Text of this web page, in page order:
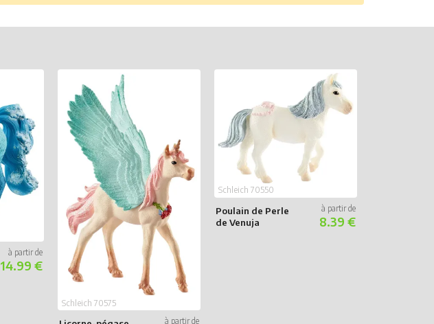
14.99 €
Schleich 70575
Poulain de Perle
de Venuja
Schleich 70550
8.39 €